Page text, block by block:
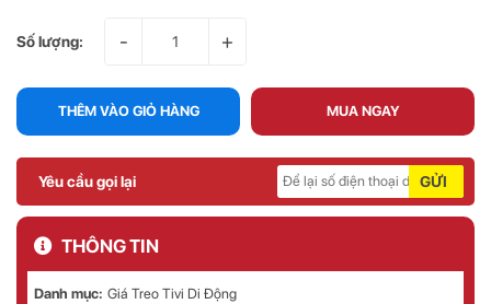
Số lượng: - +
THÊM VÀO GIỎ HÀNG MUA NGAY
Yêu cầu gọi lại GỬI
THÔNG TIN
Danh mục: Giá Treo Tivi Di Động